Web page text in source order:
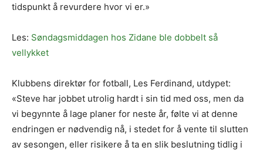
tidspunkt å revurdere hvor vi er.»
Les: Søndagsmiddagen hos Zidane ble dobbelt så
vellykket
Klubbens direktør for fotball, Les Ferdinand, utdypet:
«Steve har jobbet utrolig hardt i sin tid med oss, men da
vi begynnte å lage planer for neste år, følte vi at denne
endringen er nødvendig nå, i stedet for å vente til slutten
av sesongen, eller risikere å ta en slik beslutning tidlig i